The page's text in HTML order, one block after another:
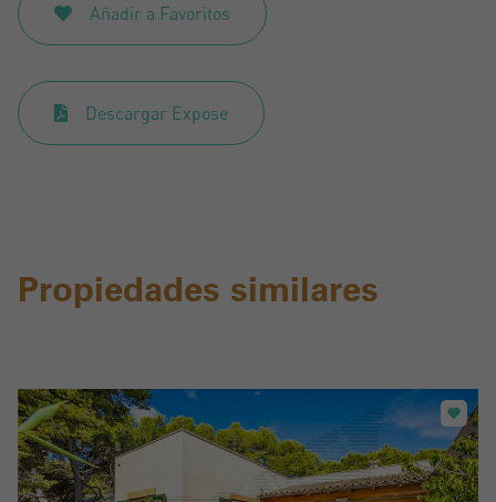
Añadir a Favoritos
Descargar Expose
Propiedades similares